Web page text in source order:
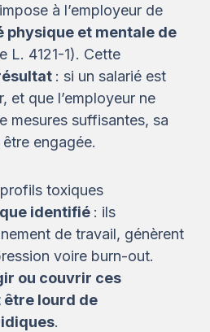
à l’employeur de
physique et mentale de
L. 4121-1). Cette
: si un salarié est
et que l’employeur ne
mesures suffisantes, sa
engagée.
toxiques
identifié : ils
de travail, génèrent
voire burn-out.
ou couvrir ces
être lourd de
.